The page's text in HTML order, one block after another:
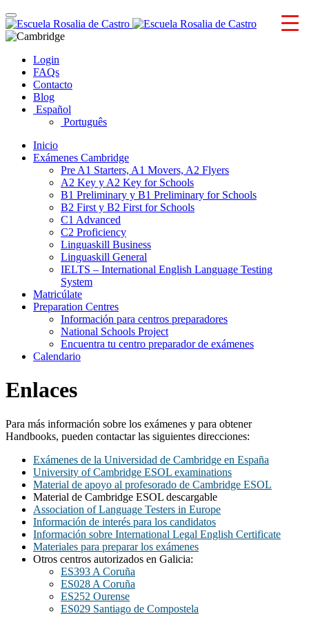
Skip
to
content
Toggle
navigation
Login
FAQs
Contacto
Blog
Español
Português
Inicio
Exámenes Cambridge
Pre A1 Starters, A1 Movers, A2 Flyers
A2 Key y A2 Key for Schools
B1 Preliminary y B1 Preliminary for Schools
B2 First y B2 First for Schools
C1 Advanced
C2 Proficiency
Linguaskill Business
Linguaskill General
IELTS – International English Language Testing
System
Matricúlate
Preparation Centres
Información para centros preparadores
National Schools Project
Encuentra tu centro preparador de exámenes
Calendario
Enlaces
Para más información sobre los exámenes y para obtener
Handbooks, pueden contactar las siguientes direcciones:
Exámenes de la Universidad de Cambridge en España
University of Cambridge ESOL examinations
Material de apoyo al profesorado de Cambridge ESOL
Material de Cambridge ESOL descargable
Association of Language Testers in Europe
Información de interés para los candidatos
Información sobre International Legal English Certificate
Materiales para preparar los exámenes
Otros centros autorizados en Galicia:
ES393 A Coruña
ES028 A Coruña
ES252 Ourense
ES029 Santiago de Compostela